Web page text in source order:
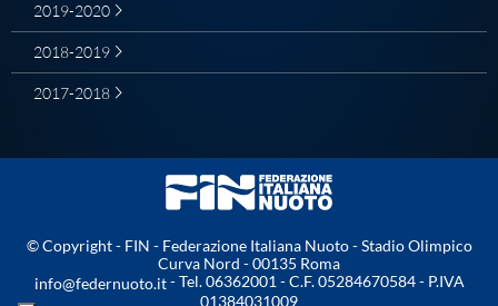
Scuole Nuoto
Area Legislativa
2019-2020
2018-2019
2017-2018
© Copyright - FIN - Federazione Italiana Nuoto - Stadio Olimpico
Curva Nord - 00135 Roma
info@federnuoto.it- Tel. 06362001 - C.F. 05284670584 - P.IVA
01384031009